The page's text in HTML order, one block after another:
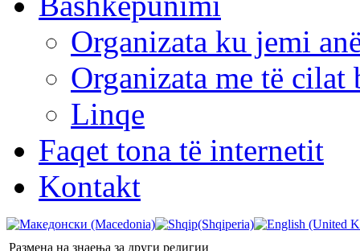
Organizata ku jemi
Organizata me të cilat
Linqe
Faqet tona të internetit
Kontakt
Размена на знаења за други религии